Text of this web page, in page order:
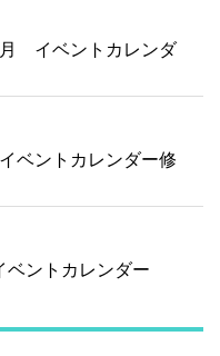
月 イベントカレンダ
ベントカレンダー修
ベントカレンダー